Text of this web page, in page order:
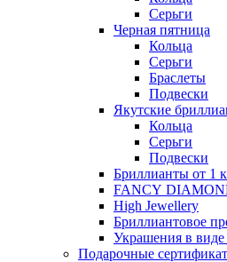
Серьги
Черная пятница
Кольца
Серьги
Браслеты
Подвески
Якутские
Кольца
Серьги
Подвески
Бриллианты от 1
FANCY
High Jewellery
Бриллиантовое
Украшения в виде
Подарочные